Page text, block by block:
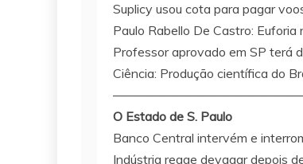
Suplicy usou cota para pagar
Paulo Rabello De Castro:
Professor aprovado em SP terá
Ciência: Produção científica do
O Estado de S. Paulo
Banco Central intervém e
Indústria reage devagar depois